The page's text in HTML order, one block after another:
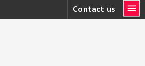
Contact us